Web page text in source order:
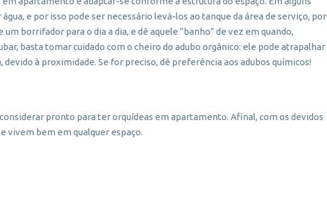
e por isso pode ser necessário levá-los ao tanque da área de serviço, por
borrifador para o dia a dia, e dê aquele “banho” de vez em quando,
basta tomar cuidado com o cheiro do adubo orgânico: ele pode atrapalhar
devido à proximidade. Se for preciso, dê preferência aos adubos químicos!
pronto para ter orquídeas em apartamento. Afinal, com os devidos
vivem bem em qualquer espaço.